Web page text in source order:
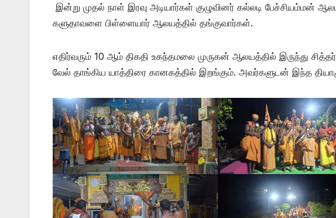
இன்று முதல் நாள் இரவு அடியார்கள் குழுவினர் கல்லடி பேச்சியம்மன்
களுதாவளை பிள்ளையார் ஆலயத்தில் தங்குவார்கள்.
எதிர்வரும் 10 ஆம் திகதி உகந்தமலை முருகன் ஆலயத்தில் இருந்து
வேல் தாங்கிய யாத்திரை கானகத்தில் இறங்கும். அவர்களுடன் இந்த